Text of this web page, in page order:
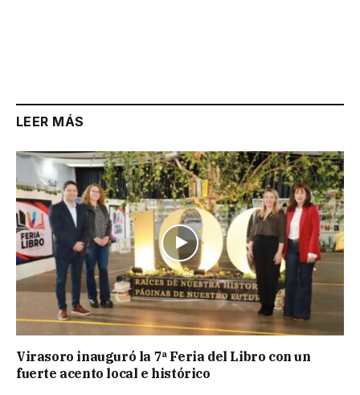
LEER MÁS
Virasoro inauguró la 7ª Feria del Libro con un
fuerte acento local e histórico